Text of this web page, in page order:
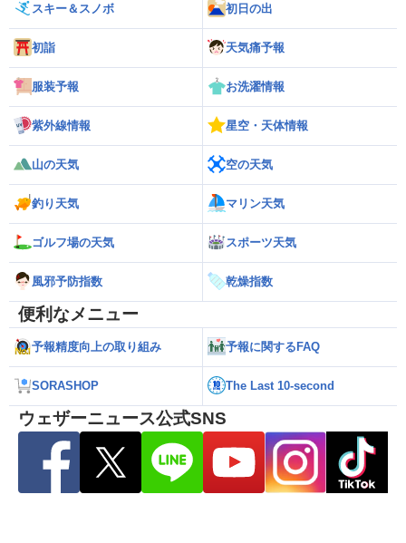
スキー＆スノボ 初日の出
初詣 天気痛予報
服装予報 お洗濯情報
紫外線情報 星空・天体情報
山の天気 空の天気
釣り天気 マリン天気
ゴルフ場の天気 スポーツ天気
風邪予防指数 乾燥指数
便利なメニュー
予報精度向上の取り組み 予報に関するFAQ
SORASHOP The Last 10-second
ウェザーニュース公式SNS